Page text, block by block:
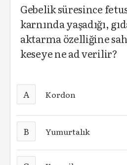
Gebelik süresince
karnında yaşadığı,
aktarma özelliğine
keseye ne ad verilir?
A Kordon
B Yumurtalık